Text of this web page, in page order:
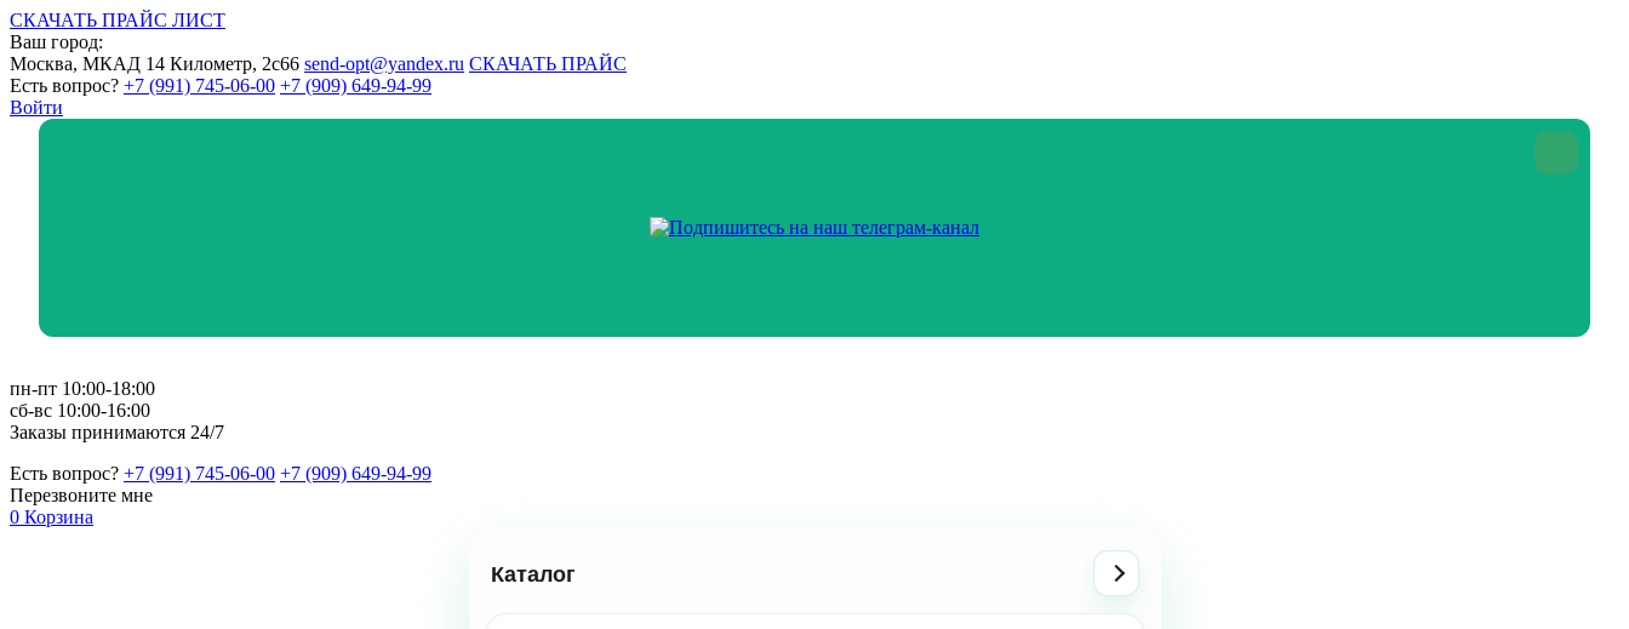
СКАЧАТЬ ПРАЙС ЛИСТ
Ваш город:
Москва, МКАД 14 Километр, 2с66 send-opt@yandex.ru СКАЧАТЬ ПРАЙС
Есть вопрос? +7 (991) 745-06-00 +7 (909) 649-94-99
Войти
пн-пт 10:00-18:00
сб-вс 10:00-16:00
Заказы принимаются 24/7
Есть вопрос? +7 (991) 745-06-00 +7 (909) 649-94-99
Перезвоните мне
0 Корзина
Каталог